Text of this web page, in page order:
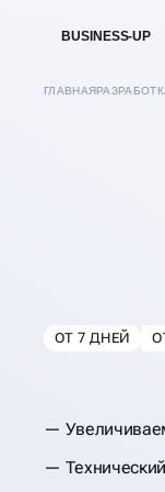
BUSINESS-UP
ГЛАВНАЯ
ОТ 7 ДНЕЙ